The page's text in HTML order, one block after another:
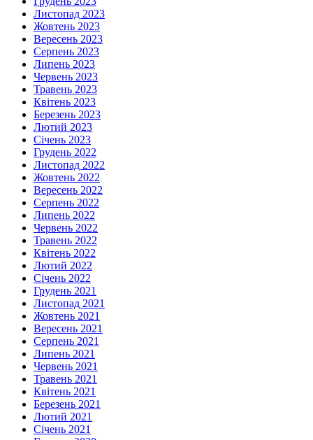
Листопад 2023
Жовтень 2023
Вересень 2023
Серпень 2023
Липень 2023
Червень 2023
Травень 2023
Квітень 2023
Березень 2023
Лютий 2023
Січень 2023
Грудень 2022
Листопад 2022
Жовтень 2022
Вересень 2022
Серпень 2022
Липень 2022
Червень 2022
Травень 2022
Квітень 2022
Лютий 2022
Січень 2022
Грудень 2021
Листопад 2021
Жовтень 2021
Вересень 2021
Серпень 2021
Липень 2021
Червень 2021
Травень 2021
Квітень 2021
Березень 2021
Лютий 2021
Січень 2021